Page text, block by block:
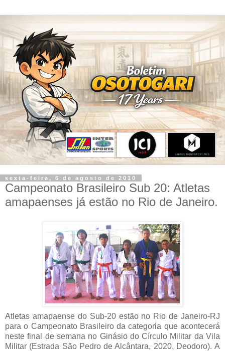
sexta-feira, 6 de agosto de 2010
Campeonato Brasileiro Sub 20: Atletas
amapaenses já estão no Rio de Janeiro.
Atletas amapaense do Sub-20 estão no Rio de Janeiro-RJ
para o Campeonato Brasileiro da categoria que acontecerá
neste final de semana no Ginásio do Círculo Militar da Vila
Militar (Estrada São Pedro de Alcântara, 2020, Deodoro). A